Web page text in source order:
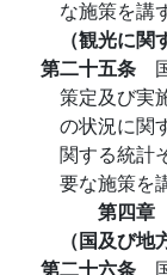
な施策を講
（観光に関
第二十五条
策定及び実
の状況に関
関する統計
要な施策を
第四章
（国及び地
第二十六条